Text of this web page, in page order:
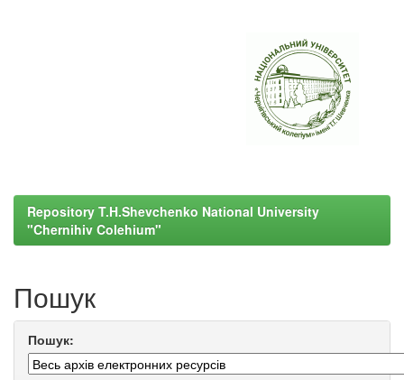
Repository T.H.Shevchenko National University
"Chernihiv Colehium"
Пошук
Пошук: